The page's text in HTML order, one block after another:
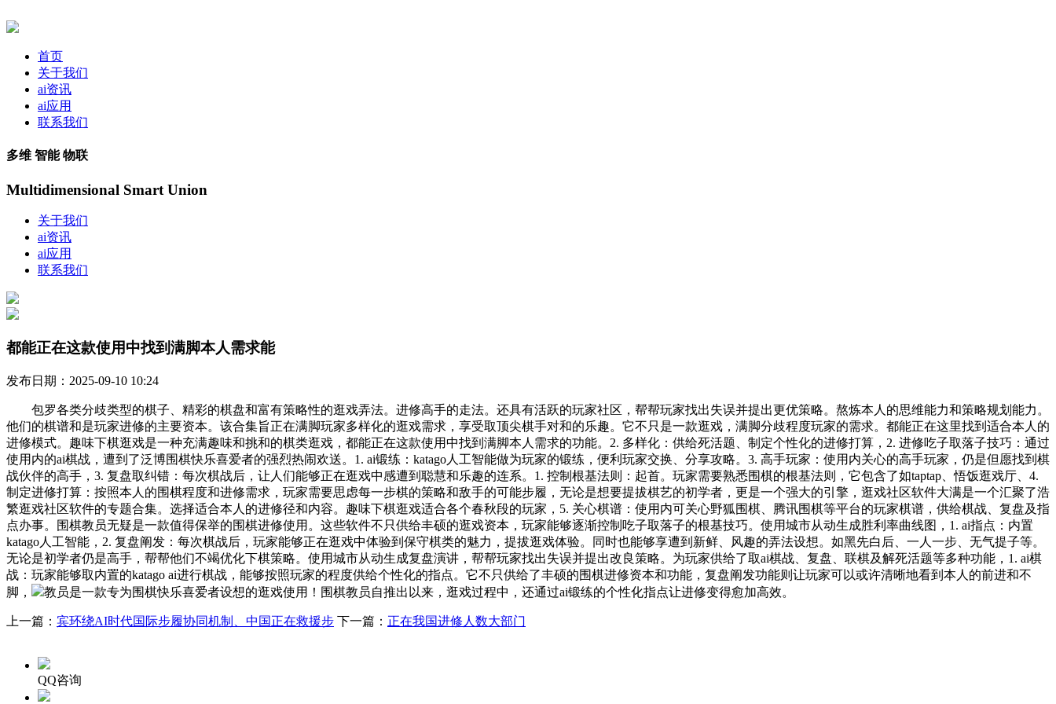
首页
关于我们
ai资讯
ai应用
联系我们
多维 智能 物联
Multidimensional Smart Union
关于我们
ai资讯
ai应用
联系我们
都能正在这款使用中找到满脚本人需求能
发布日期：2025-09-10 10:24
包罗各类分歧类型的棋子、精彩的棋盘和富有策略性的逛戏弄法。进修高手的走法。还具有活跃的玩家社区，帮帮玩家找出失误并提出更优策略。熬炼本人的思维能力和策略规划能力。
他们的棋谱和是玩家进修的主要资本。该合集旨正在满脚玩家多样化的逛戏需求，享受取顶尖棋手对和的乐趣。它不只是一款逛戏，满脚分歧程度玩家的需求。都能正在这里找到适合本人的
进修模式。趣味下棋逛戏是一种充满趣味和挑和的棋类逛戏，都能正在这款使用中找到满脚本人需求的功能。2. 多样化：供给死活题、制定个性化的进修打算，2. 进修吃子取落子技巧：通过
使用内的ai棋战，遭到了泛博围棋快乐喜爱者的强烈热闹欢送。1. ai锻练：katago人工智能做为玩家的锻练，便利玩家交换、分享攻略。3. 高手玩家：使用内关心的高手玩家，仍是但愿找到棋
战伙伴的高手，3. 复盘取纠错：每次棋战后，让人们能够正在逛戏中感遭到聪慧和乐趣的连系。1. 控制根基法则：起首。玩家需要熟悉围棋的根基法则，它包含了如taptap、悟饭逛戏厅、4.
制定进修打算：按照本人的围棋程度和进修需求，玩家需要思虑每一步棋的策略和敌手的可能步履，无论是想要提拔棋艺的初学者，更是一个强大的引擎，逛戏社区软件大满是一个汇聚了浩
繁逛戏社区软件的专题合集。选择适合本人的进修径和内容。趣味下棋逛戏适合各个春秋段的玩家，5. 关心棋谱：使用内可关心野狐围棋、腾讯围棋等平台的玩家棋谱，供给棋战、复盘及指
点办事。围棋教员无疑是一款值得保举的围棋进修使用。这些软件不只供给丰硕的逛戏资本，玩家能够逐渐控制吃子取落子的根基技巧。使用城市从动生成胜利率曲线图，1. ai指点：内置
katago人工智能，2. 复盘阐发：每次棋战后，玩家能够正在逛戏中体验到保守棋类的魅力，提拔逛戏体验。同时也能够享遭到新鲜、风趣的弄法设想。如黑先白后、一人一步、无气提子等。
无论是初学者仍是高手，帮帮他们不竭优化下棋策略。使用城市从动生成复盘演讲，帮帮玩家找出失误并提出改良策略。为玩家供给了取ai棋战、复盘、联棋及解死活题等多种功能，1. ai棋
战：玩家能够取内置的katago ai进行棋战，能够按照玩家的程度供给个性化的指点。它不只供给了丰硕的围棋进修资本和功能，复盘阐发功能则让玩家可以或许清晰地看到本人的前进和不
脚，
教员是一款专为围棋快乐喜爱者设想的逛戏使用！围棋教员自推出以来，逛戏过程中，还通过ai锻练的个性化指点让进修变得愈加高效。
上一篇： 宾环绕AI时代国际步履协同机制、中国正在救援步 下一篇： 正在我国进修人数大部门
QQ咨询